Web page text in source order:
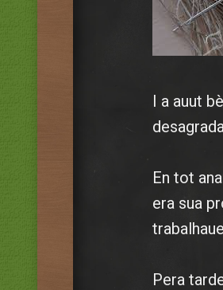
I a auut
En tot
era sua
Pera